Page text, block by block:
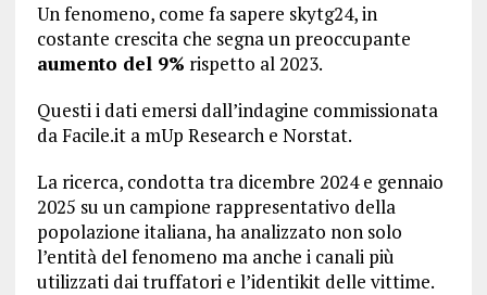
Un fenomeno, come fa sapere skytg24, in
costante crescita che segna un preoccupante
aumento del 9% rispetto al 2023.
Questi i dati emersi dall’indagine commissionata
da Facile.it a mUp Research e Norstat.
La ricerca, condotta tra dicembre 2024 e gennaio
2025 su un campione rappresentativo della
popolazione italiana, ha analizzato non solo
l’entità del fenomeno ma anche i canali più
utilizzati dai truffatori e l’identikit delle vittime.